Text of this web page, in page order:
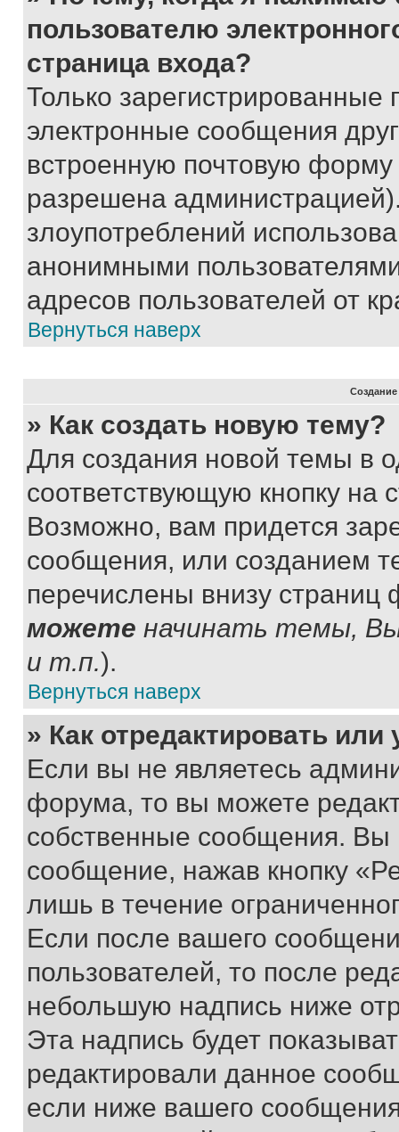
пользователю
страница входа?
Только зарегистрированные
электронные сообщения
встроенную почтовую
разрешена
злоупотреблений
анонимными
адресов пользователей от
Вернуться наверх
» Как создать новую тему?
Для создания новой темы в
соответствующую кнопку
Возможно, вам придется
сообщения, или созданием
перечислены внизу
можете начинать темы,
и т.п.).
Вернуться наверх
» Как отредактировать
Если вы не являетесь
форума, то вы можете
собственные сообщения. Вы
сообщение, нажав кнопку
лишь в течение
Если после вашего
пользователей, то после
небольшую надпись ниже
Эта надпись будет
редактировали данное
если ниже вашего